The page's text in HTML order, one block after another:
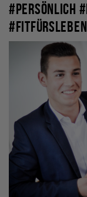
#persönlich
#fitfürsleben